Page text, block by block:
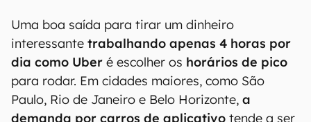
Uma boa saída para tirar um dinheiro
interessante trabalhando apenas 4 horas por
dia como Uber é escolher os horários de pico
para rodar. Em cidades maiores, como São
Paulo, Rio de Janeiro e Belo Horizonte, a
demanda por carros de aplicativo tende a ser